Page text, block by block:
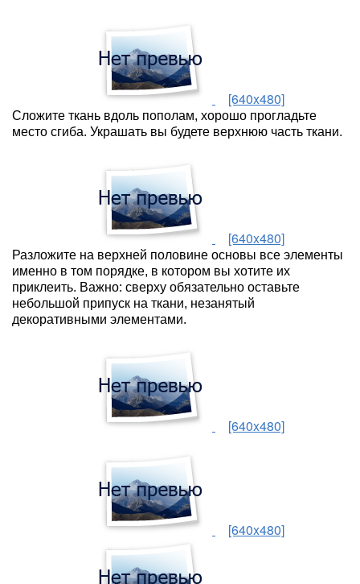
[640x480]
Сложите ткань вдоль пополам, хорошо прогладьте
место сгиба. Украшать вы будете верхнюю часть ткани.
[640x480]
Разложите на верхней половине основы все элементы
именно в том порядке, в котором вы хотите их
приклеить. Важно: сверху обязательно оставьте
небольшой припуск на ткани, незанятый
декоративными элементами.
[640x480]
[640x480]